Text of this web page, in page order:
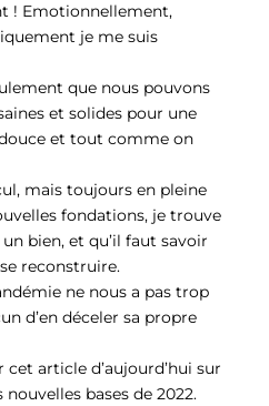
! Emotionnellement,
je me suis
que nous pouvons
et solides pour une
et tout comme on
mais toujours en pleine
fondations, je trouve
bien, et qu’il faut savoir
reconstruire.
ne nous a pas trop
d’en déceler sa propre
cet article d’aujourd’hui sur
bases de 2022.